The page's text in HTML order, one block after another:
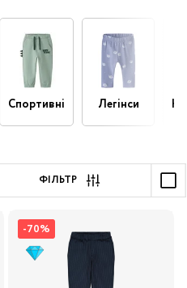
Спортивні Легінси
ФІЛЬТР
-70%